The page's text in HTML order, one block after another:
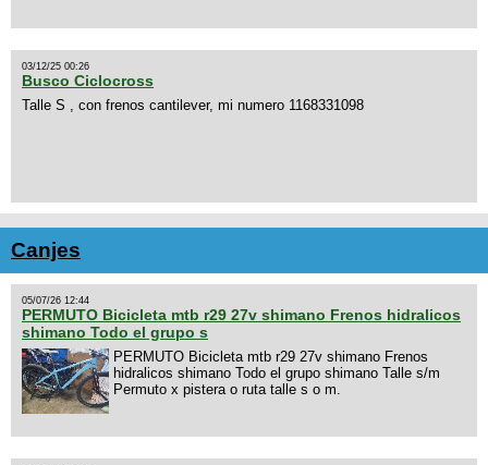
03/12/25 00:26
Busco Ciclocross
Talle S , con frenos cantilever, mi numero 1168331098
Canjes
05/07/26 12:44
PERMUTO Bicicleta mtb r29 27v shimano Frenos hidralicos
shimano Todo el grupo s
PERMUTO Bicicleta mtb r29 27v shimano Frenos
hidralicos shimano Todo el grupo shimano Talle s/m
Permuto x pistera o ruta talle s o m.